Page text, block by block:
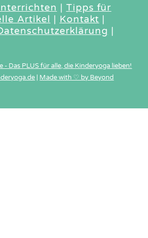
| Tipps für
Artikel | Kontakt |
|
- Das PLUS für alle, die Kinderyoga lieben!
Made with ♡ by Beyond